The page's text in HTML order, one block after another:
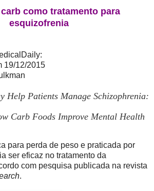
como tratamento para
esquizofrenia
19/12/2015
Help Patients Manage Schizophrenia:
Carb Foods Improve Mental Health
para perda de peso e praticada por
ser eficaz no tratamento da
com pesquisa publicada na revista
.